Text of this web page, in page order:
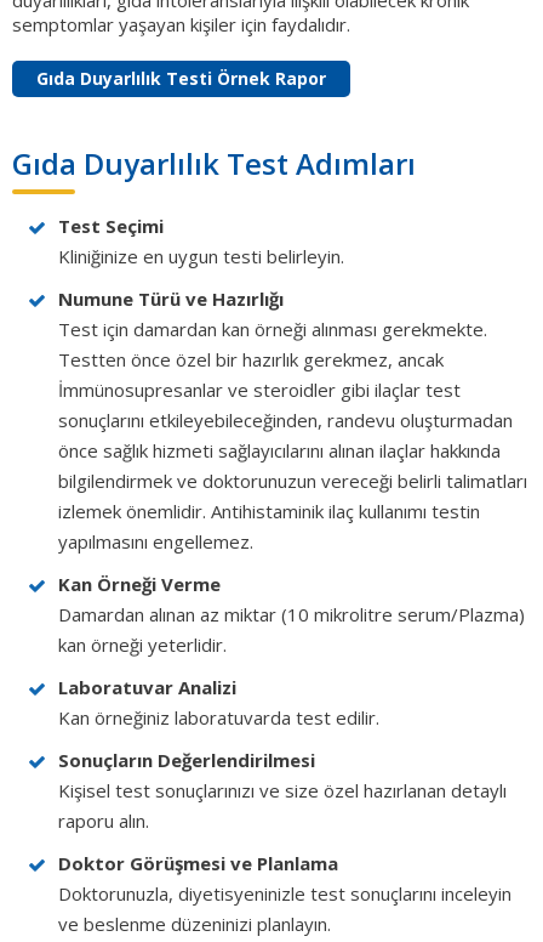
semptomlar yaşayan kişiler için faydalıdır.
Gıda Duyarlılık Testi Örnek Rapor
Gıda Duyarlılık Test Adımları
Test Seçimi
Kliniğinize en uygun testi belirleyin.
Numune Türü ve Hazırlığı
Test için damardan kan örneği alınması gerekmekte.
Testten önce özel bir hazırlık gerekmez, ancak
İmmünosupresanlar ve steroidler gibi ilaçlar test
sonuçlarını etkileyebileceğinden, randevu oluşturmadan
önce sağlık hizmeti sağlayıcılarını alınan ilaçlar hakkında
bilgilendirmek ve doktorunuzun vereceği belirli talimatları
izlemek önemlidir. Antihistaminik ilaç kullanımı testin
yapılmasını engellemez.
Kan Örneği Verme
Damardan alınan az miktar (10 mikrolitre serum/Plazma)
kan örneği yeterlidir.
Laboratuvar Analizi
Kan örneğiniz laboratuvarda test edilir.
Sonuçların Değerlendirilmesi
Kişisel test sonuçlarınızı ve size özel hazırlanan detaylı
raporu alın.
Doktor Görüşmesi ve Planlama
Doktorunuzla, diyetisyeninizle test sonuçlarını inceleyin
ve beslenme düzeninizi planlayın.